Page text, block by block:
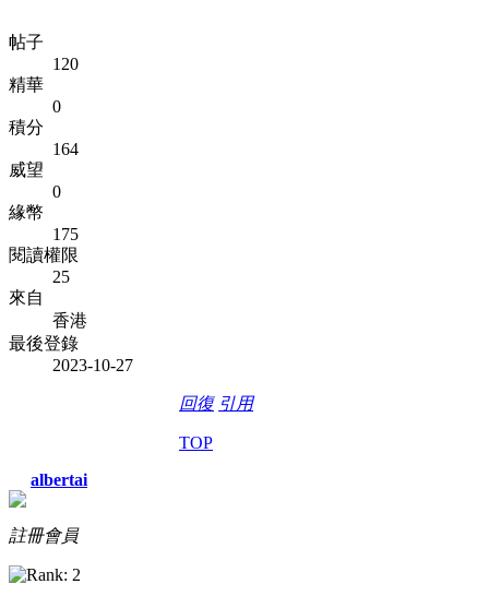
帖子
120
精華
0
積分
164
威望
0
緣幣
175
閱讀權限
25
來自
香港
最後登錄
2023-10-27
回復 引用
TOP
albertai
註冊會員